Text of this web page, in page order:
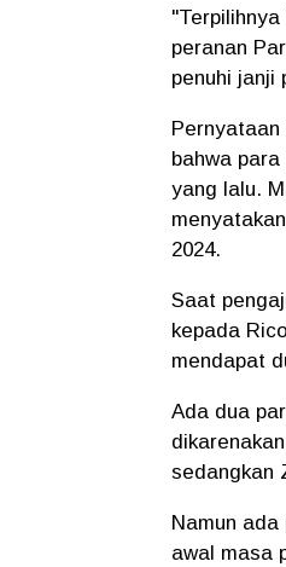
peranan
penuhi janji
bahwa
yang lalu.
2024.
Saat
kepada
mendapat
Ada dua
sedangkan
Namun
awal masa